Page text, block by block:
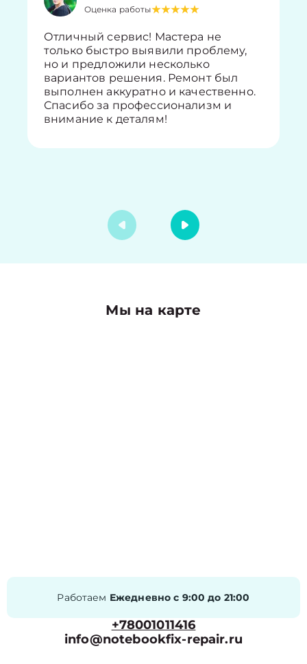
Оценка работы
Отличный сервис! Мастера не
только быстро выявили проблему,
но и предложили несколько
вариантов решения. Ремонт был
выполнен аккуратно и качественно.
Спасибо за профессионализм и
внимание к деталям!
Мы на карте
Работаем Ежедневно с 9:00 до 21:00
+78001011416
info@notebookfix-repair.ru